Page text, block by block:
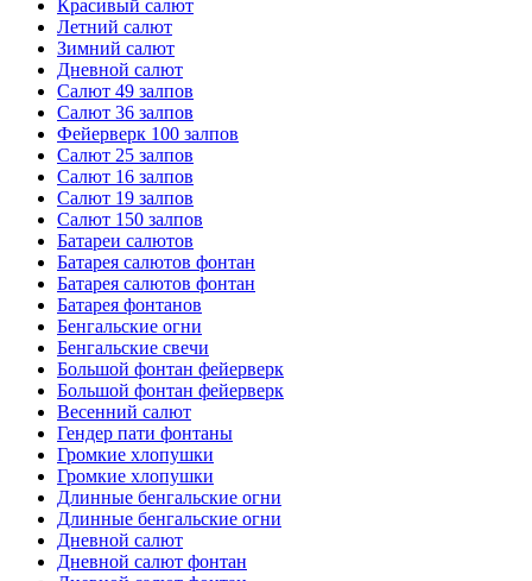
Красивый салют
Летний салют
Зимний салют
Дневной салют
Салют 49 залпов
Салют 36 залпов
Фейерверк 100 залпов
Салют 25 залпов
Салют 16 залпов
Салют 19 залпов
Салют 150 залпов
Батареи салютов
Батарея салютов фонтан
Батарея салютов фонтан
Батарея фонтанов
Бенгальские огни
Бенгальские свечи
Большой фонтан фейерверк
Большой фонтан фейерверк
Весенний салют
Гендер пати фонтаны
Громкие хлопушки
Громкие хлопушки
Длинные бенгальские огни
Длинные бенгальские огни
Дневной салют
Дневной салют фонтан